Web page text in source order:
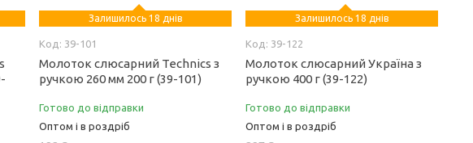
Залишилось 18 днів
39-101
Молоток слюсарний Technics з
ручкою 260 мм 200 г (39-101)
Готово до відправки
Оптом і в роздріб
Залишилось 18 днів
39-122
Молоток слюсарний Україна з
ручкою 400 г (39-122)
Готово до відправки
Оптом і в роздріб